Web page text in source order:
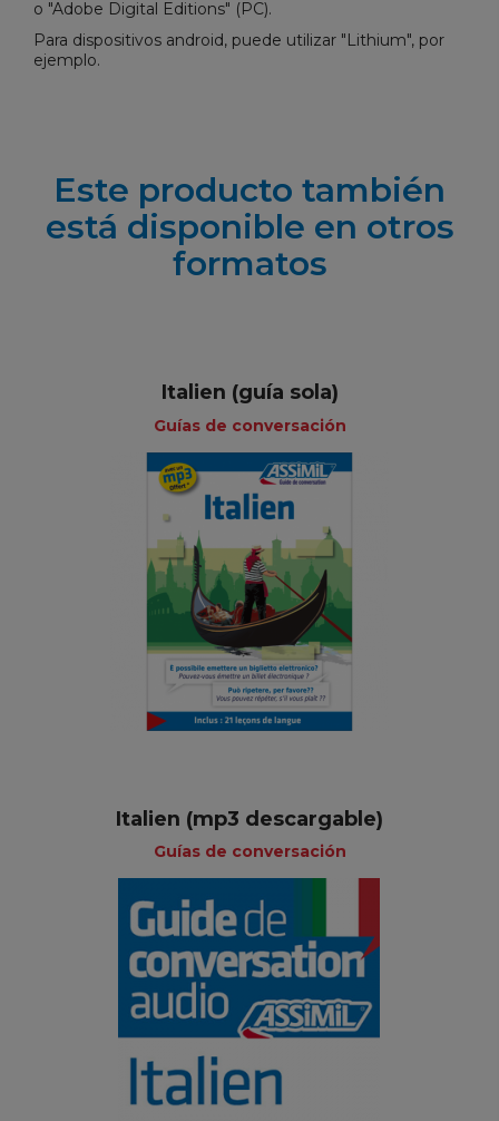
o "Adobe Digital Editions" (PC).
Para dispositivos android, puede utilizar "Lithium", por
ejemplo.
Este producto también
está disponible en otros
formatos
Italien (guía sola)
Guías de conversación
Italien (mp3 descargable)
Guías de conversación